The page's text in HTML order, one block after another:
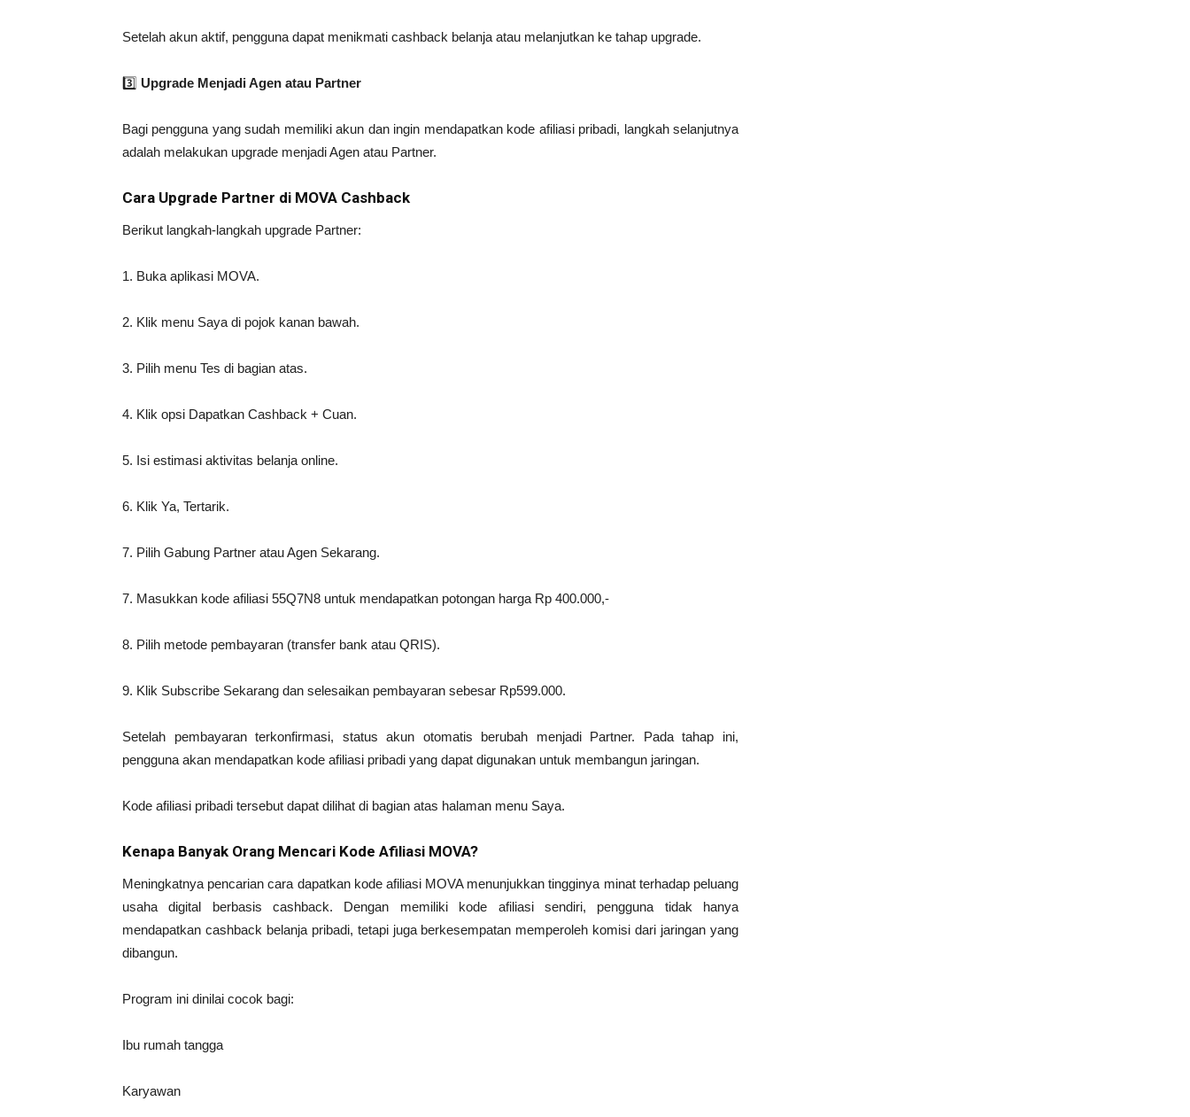
Setelah akun aktif, pengguna dapat menikmati cashback belanja atau melanjutkan ke tahap upgrade.
3️⃣ Upgrade Menjadi Agen atau Partner
Bagi pengguna yang sudah memiliki akun dan ingin mendapatkan kode afiliasi pribadi, langkah selanjutnya
adalah melakukan upgrade menjadi Agen atau Partner.
Cara Upgrade Partner di MOVA Cashback
Berikut langkah-langkah upgrade Partner:
1. Buka aplikasi MOVA.
2. Klik menu Saya di pojok kanan bawah.
3. Pilih menu Tes di bagian atas.
4. Klik opsi Dapatkan Cashback + Cuan.
5. Isi estimasi aktivitas belanja online.
6. Klik Ya, Tertarik.
7. Pilih Gabung Partner atau Agen Sekarang.
7. Masukkan kode afiliasi 55Q7N8 untuk mendapatkan potongan harga Rp 400.000,-
8. Pilih metode pembayaran (transfer bank atau QRIS).
9. Klik Subscribe Sekarang dan selesaikan pembayaran sebesar Rp599.000.
Setelah pembayaran terkonfirmasi, status akun otomatis berubah menjadi Partner. Pada tahap ini,
pengguna akan mendapatkan kode afiliasi pribadi yang dapat digunakan untuk membangun jaringan.
Kode afiliasi pribadi tersebut dapat dilihat di bagian atas halaman menu Saya.
Kenapa Banyak Orang Mencari Kode Afiliasi MOVA?
Meningkatnya pencarian cara dapatkan kode afiliasi MOVA menunjukkan tingginya minat terhadap peluang
usaha digital berbasis cashback. Dengan memiliki kode afiliasi sendiri, pengguna tidak hanya
mendapatkan cashback belanja pribadi, tetapi juga berkesempatan memperoleh komisi dari jaringan yang
dibangun.
Program ini dinilai cocok bagi:
Ibu rumah tangga
Karyawan